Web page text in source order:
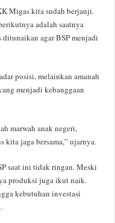
Migas kita sudah berjanji.
adalah saatnya
ditunaikan agar BSP menjadi
posisi, melainkan amanah
menjadi kebanggaan
marwah anak negeri,
kita jaga bersama,” ujarnya.
saat ini tidak ringan. Meski
produksi juga ikut naik.
kebutuhan investasi